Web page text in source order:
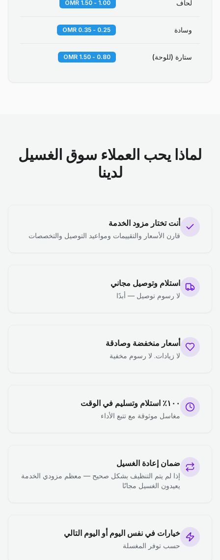
لحاف 1.00 - 1.50 OMR
وسادة 0.25 - 0.35 OMR
ستارة (للوحة) 0.80 - 1.50 OMR
لماذا يحب العملاء سوق الغسيل
لدينا
أنت تختار مزود الخدمة
قارن الأسعار والتقييمات ومواعيد التوصيل والتخصصات
استلام وتوصيل مجاني
لا رسوم توصيل — أبدًا
أسعار منخفضة وصادقة
لا زيادات. لا رسوم مخفية
١٠٠٪ استلام وتسليم في الوقت
مغاسل موثوقة مع تتبع الأداء
ضمان إعادة الغسيل
إذا لم يتم التنظيف بشكل صحيح — معظم مزودي الخدمة
يعيدون الغسيل مجانًا
خيارات في نفس اليوم أو اليوم التالي
حسب توفر المغسلة